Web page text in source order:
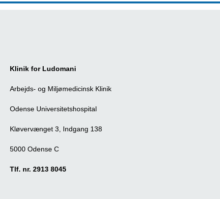
Klinik for Ludomani
Arbejds- og Miljømedicinsk Klinik
Odense Universitetshospital
Kløvervænget 3, Indgang 138
5000 Odense C
Tlf. nr. 2913 8045